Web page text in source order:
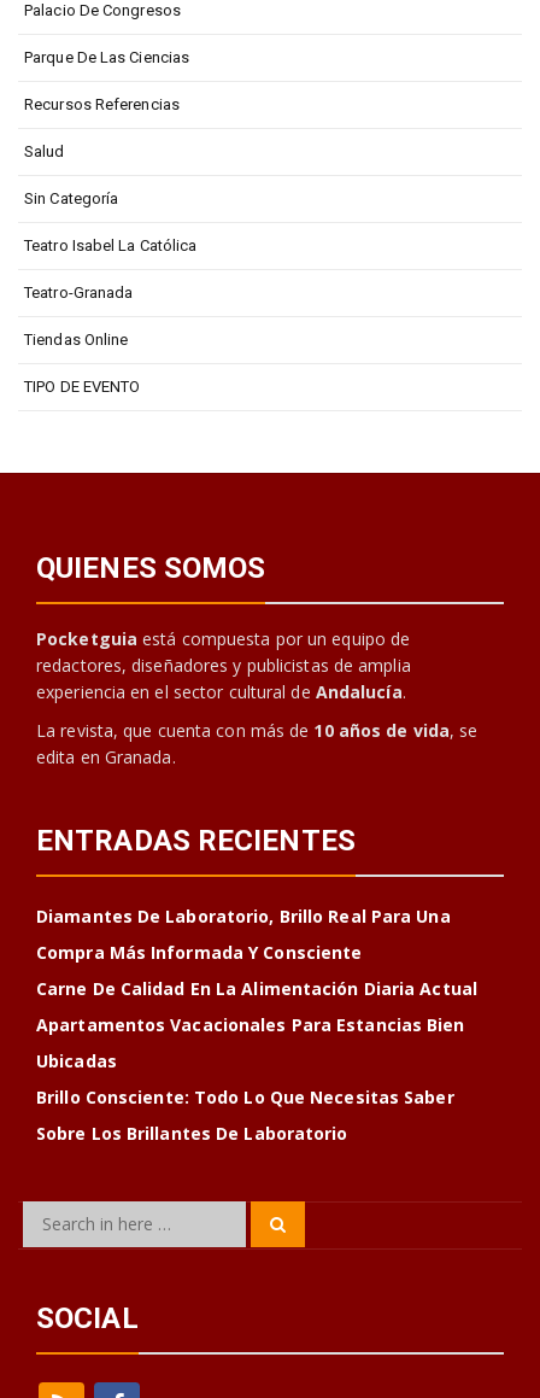
Palacio De Congresos
Parque De Las Ciencias
Recursos Referencias
Salud
Sin Categoría
Teatro Isabel La Católica
Teatro-Granada
Tiendas Online
TIPO DE EVENTO
QUIENES SOMOS
Pocketguia está compuesta por un equipo de
redactores, diseñadores y publicistas de amplia
experiencia en el sector cultural de Andalucía.
La revista, que cuenta con más de 10 años de vida, se
edita en Granada.
ENTRADAS RECIENTES
Diamantes De Laboratorio, Brillo Real Para Una
Compra Más Informada Y Consciente
Carne De Calidad En La Alimentación Diaria Actual
Apartamentos Vacacionales Para Estancias Bien
Ubicadas
Brillo Consciente: Todo Lo Que Necesitas Saber
Sobre Los Brillantes De Laboratorio
Search
SOCIAL